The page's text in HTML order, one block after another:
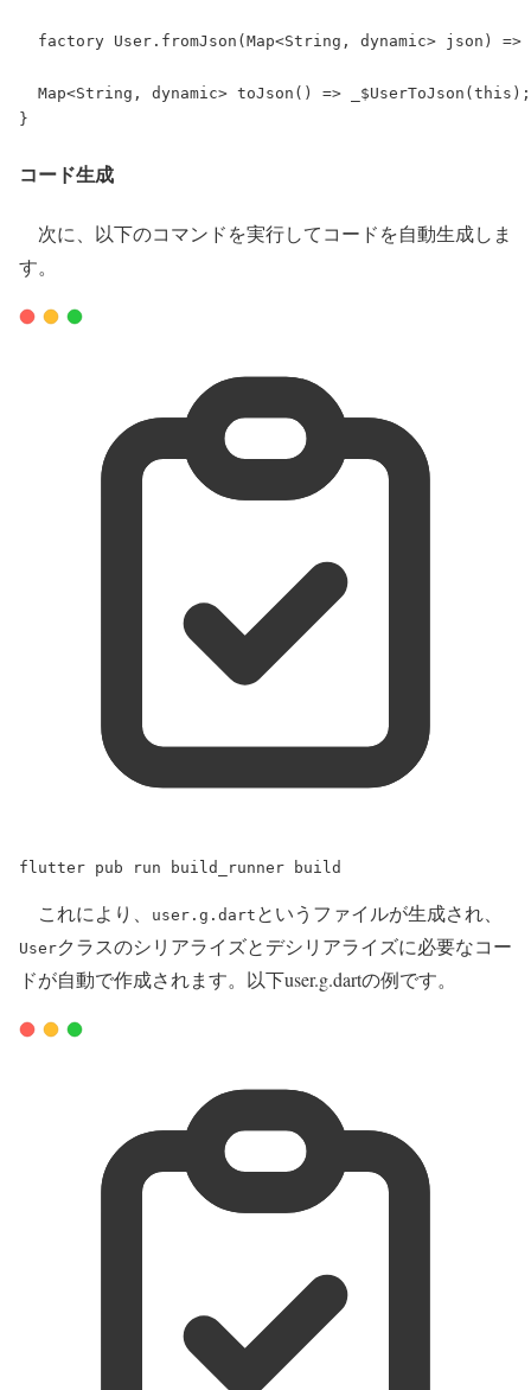
factory User . fromJson ( Map<String , dynamic> json) =>
Map<String , dynamic> toJson () => _$UserToJson ( this );
}
コード生成
次に、以下のコマンドを実行してコードを自動生成しま
す。
flutter pub run build_runner build
これにより、 user.g.dart というファイルが生成され、
Userクラスのシリアライズとデシリアライズに必要なコー
ドが自動で作成されます。以下user.g.dartの例です。